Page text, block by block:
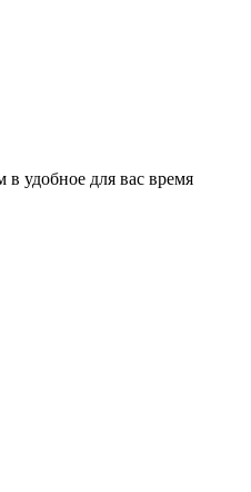
удобное для вас время